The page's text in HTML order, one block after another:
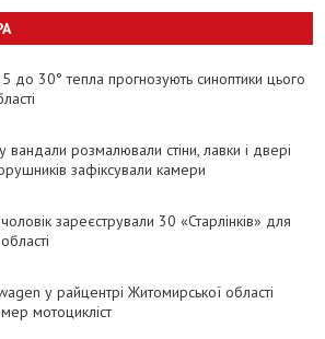
до 30° тепла прогнозують синоптики цього
розмалювали стіни, лавки і двері
зафіксували камери
зареєстрували 30 «Старлінків» для
у райцентрі Житомирської області
мотоцикліст